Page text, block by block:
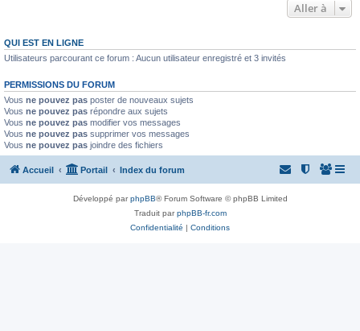
Aller à
QUI EST EN LIGNE
Utilisateurs parcourant ce forum : Aucun utilisateur enregistré et 3 invités
PERMISSIONS DU FORUM
Vous ne pouvez pas poster de nouveaux sujets
Vous ne pouvez pas répondre aux sujets
Vous ne pouvez pas modifier vos messages
Vous ne pouvez pas supprimer vos messages
Vous ne pouvez pas joindre des fichiers
Accueil Portail Index du forum
Développé parphpBB® Forum Software © phpBB Limited
Traduit parphpBB-fr.com
Confidentialité | Conditions